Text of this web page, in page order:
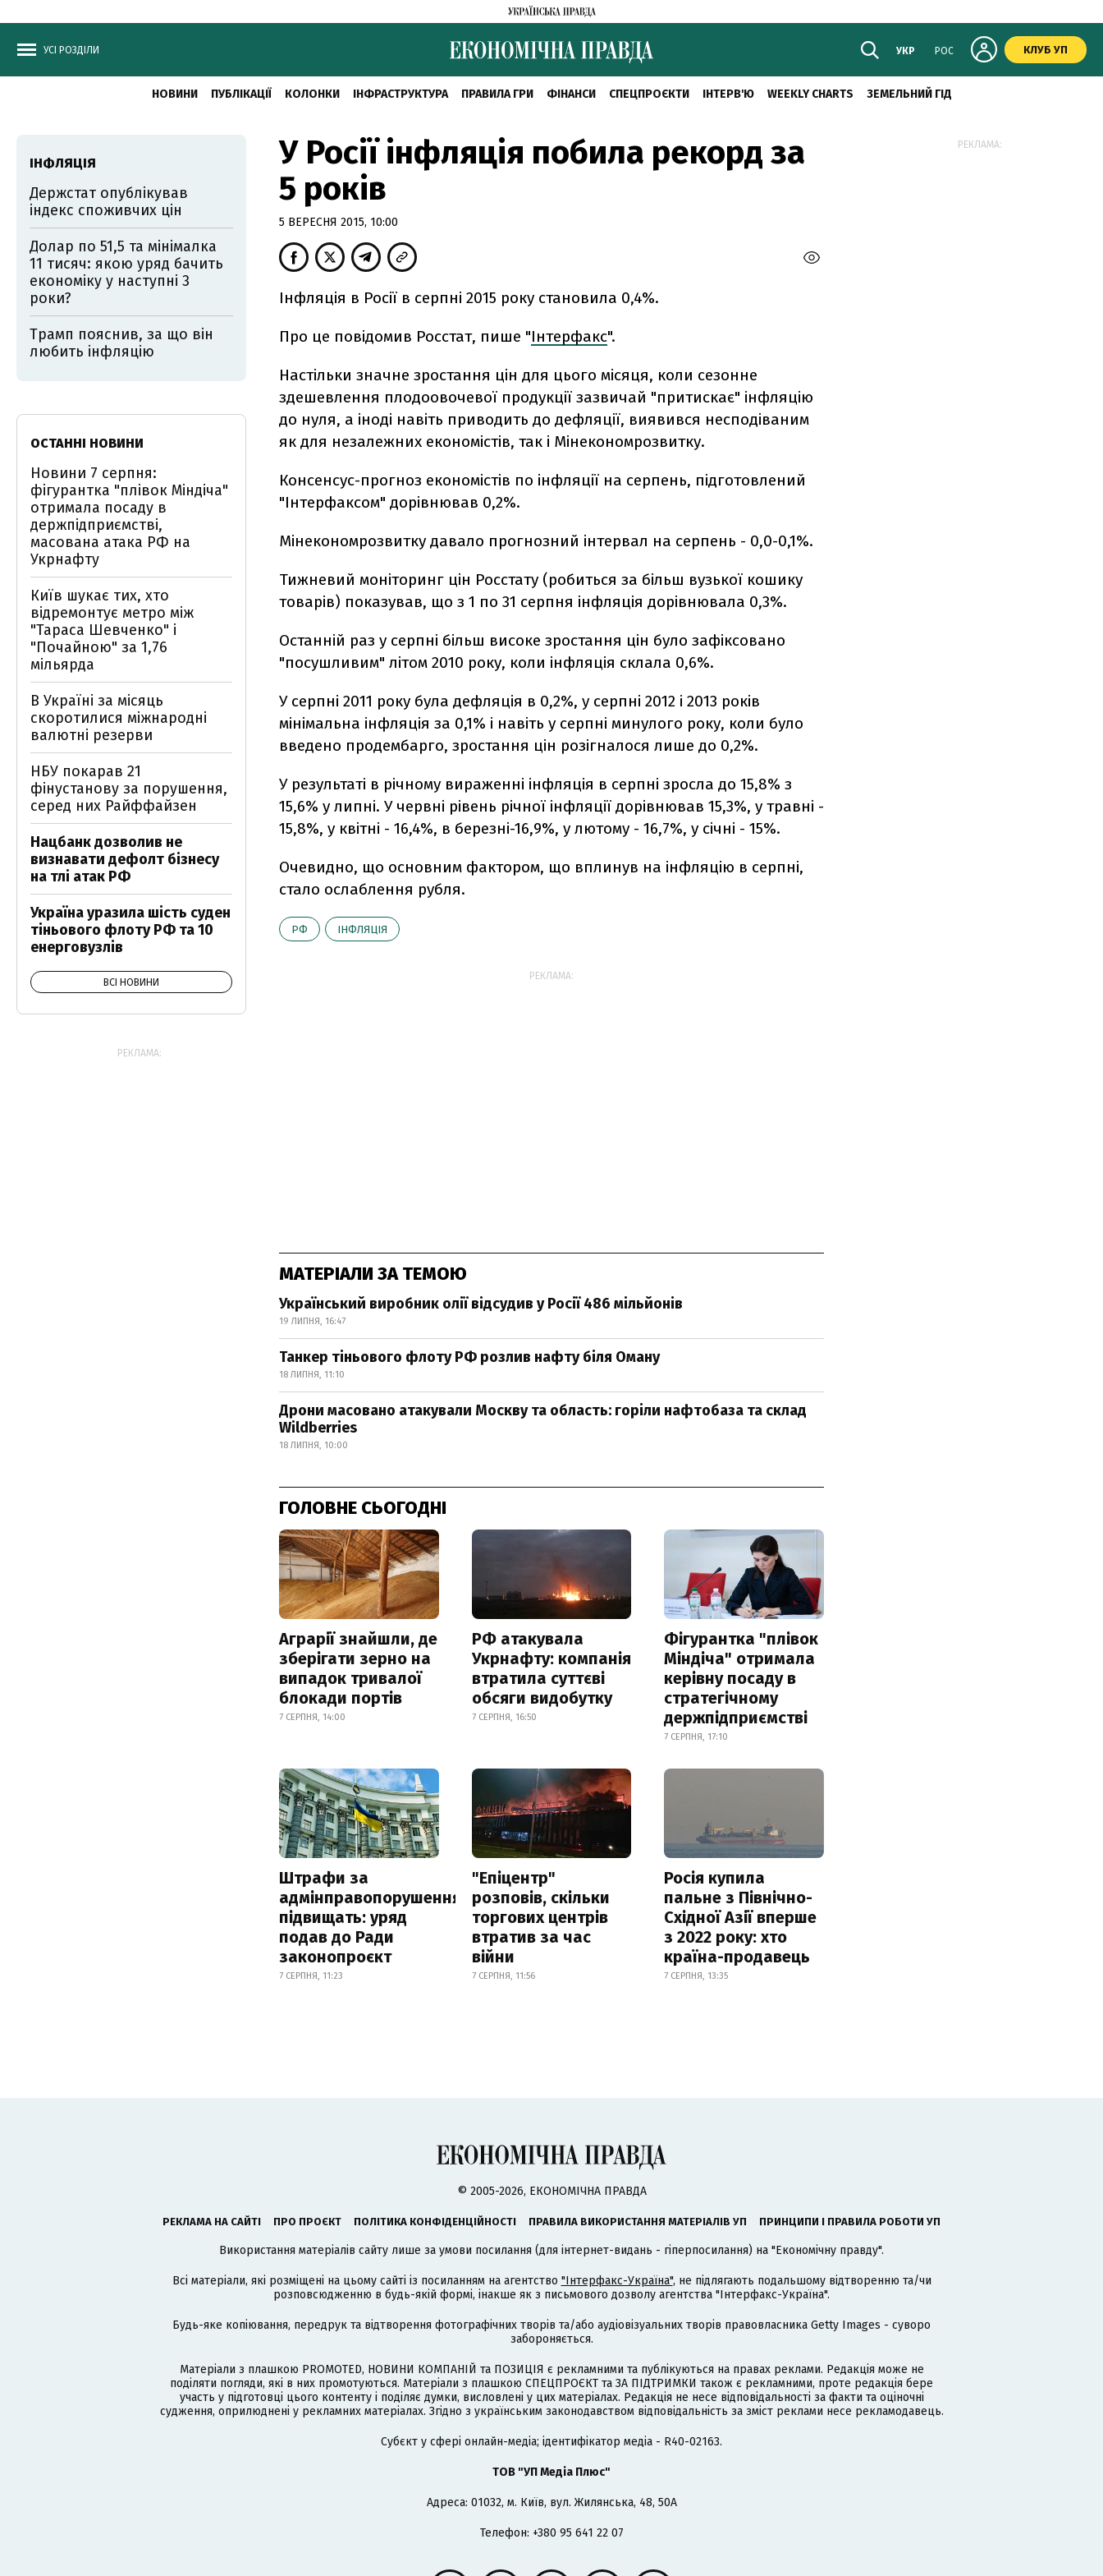
УСІ РОЗДІЛИ УКР РОС КЛУБ УП
НОВИНИ ПУБЛІКАЦІЇ КОЛОНКИ ІНФРАСТРУКТУРА ПРАВИЛА ГРИ ФІНАНСИ СПЕЦПРОЄКТИ ІНТЕРВ'Ю WEEKLY CHARTS ЗЕМЕЛЬНИЙ ГІД
У Росії інфляція побила рекорд за
5 років
5 ВЕРЕСНЯ 2015, 10:00
Інфляція в Росії в серпні 2015 року становила 0,4%.
Про це повідомив Росстат, пише "Інтерфакс".
Настільки значне зростання цін для цього місяця, коли сезонне
здешевлення плодоовочевої продукції зазвичай "притискає" інфляцію
до нуля, а іноді навіть приводить до дефляції, виявився несподіваним
як для незалежних економістів, так і Мінекономрозвитку.
Консенсус-прогноз економістів по інфляції на серпень, підготовлений
"Інтерфаксом" дорівнював 0,2%.
Мінекономрозвитку давало прогнозний інтервал на серпень - 0,0-0,1%.
Тижневий моніторинг цін Росстату (робиться за більш вузької кошику
товарів) показував, що з 1 по 31 серпня інфляція дорівнювала 0,3%.
Останній раз у серпні більш високе зростання цін було зафіксовано
"посушливим" літом 2010 року, коли інфляція склала 0,6%.
У серпні 2011 року була дефляція в 0,2%, у серпні 2012 і 2013 років
мінімальна інфляція за 0,1% і навіть у серпні минулого року, коли було
введено продембарго, зростання цін розігналося лише до 0,2%.
У результаті в річному вираженні інфляція в серпні зросла до 15,8% з
15,6% у липні. У червні рівень річної інфляції дорівнював 15,3%, у травні -
15,8%, у квітні - 16,4%, в березні-16,9%, у лютому - 16,7%, у січні - 15%.
Очевидно, що основним фактором, що вплинув на інфляцію в серпні,
стало ослаблення рубля.
РФ ІНФЛЯЦІЯ
РЕКЛАМА:
МАТЕРІАЛИ ЗА ТЕМОЮ
Український виробник олії відсудив у Росії 486 мільйонів
19 ЛИПНЯ, 16:47
Танкер тіньового флоту РФ розлив нафту біля Оману
18 ЛИПНЯ, 11:10
Дрони масовано атакували Москву та область: горіли нафтобаза та склад
Wildberries
18 ЛИПНЯ, 10:00
ГОЛОВНЕ СЬОГОДНІ
Аграрії знайшли, де
зберігати зерно на
випадок тривалої
блокади портів
7 СЕРПНЯ, 14:00
РФ атакувала
Укрнафту: компанія
втратила суттєві
обсяги видобутку
7 СЕРПНЯ, 16:50
Фігурантка "плівок
Міндіча" отримала
керівну посаду в
стратегічному
держпідприємстві
7 СЕРПНЯ, 17:10
Штрафи за
адмінправопорушення
підвищать: уряд
подав до Ради
законопроєкт
7 СЕРПНЯ, 11:23
"Епіцентр"
розповів, скільки
торгових центрів
втратив за час
війни
7 СЕРПНЯ, 11:56
Росія купила
пальне з Північно-
Східної Азії вперше
з 2022 року: хто
країна-продавець
7 СЕРПНЯ, 13:35
ІНФЛЯЦІЯ
Держстат опублікував
індекс споживчих цін
Долар по 51,5 та мінімалка
11 тисяч: якою уряд бачить
економіку у наступні 3
роки?
Трамп пояснив, за що він
любить інфляцію
ОСТАННІ НОВИНИ
Новини 7 серпня:
фігурантка "плівок Міндіча"
отримала посаду в
держпідприємстві,
масована атака РФ на
Укрнафту
Київ шукає тих, хто
відремонтує метро між
"Тараса Шевченко" і
"Почайною" за 1,76
мільярда
В Україні за місяць
скоротилися міжнародні
валютні резерви
НБУ покарав 21
фінустанову за порушення,
серед них Райффайзен
Нацбанк дозволив не
визнавати дефолт бізнесу
на тлі атак РФ
Україна уразила шість суден
тіньового флоту РФ та 10
енерговузлів
ВСІ НОВИНИ
РЕКЛАМА:
РЕКЛАМА:
© 2005-2026, ЕКОНОМІЧНА ПРАВДА
РЕКЛАМА НА САЙТІ ПРО ПРОЄКТ ПОЛІТИКА КОНФІДЕНЦІЙНОСТІ ПРАВИЛА ВИКОРИСТАННЯ МАТЕРІАЛІВ УП ПРИНЦИПИ І ПРАВИЛА РОБОТИ УП
Використання матеріалів сайту лише за умови посилання (для інтернет-видань - гіперпосилання) на "Економічну правду".
Всі матеріали, які розміщені на цьому сайті із посиланням на агентство "Інтерфакс-Україна", не підлягають подальшому відтворенню та/чи
розповсюдженню в будь-якій формі, інакше як з письмового дозволу агентства "Інтерфакс-Україна".
Будь-яке копіювання, передрук та відтворення фотографічних творів та/або аудіовізуальних творів правовласника Getty Images - суворо
забороняється.
Матеріали з плашкою PROMOTED, НОВИНИ КОМПАНІЙ та ПОЗИЦІЯ є рекламними та публікуються на правах реклами. Редакція може не
поділяти погляди, які в них промотуються. Матеріали з плашкою СПЕЦПРОЄКТ та ЗА ПІДТРИМКИ також є рекламними, проте редакція бере
участь у підготовці цього контенту і поділяє думки, висловлені у цих матеріалах. Редакція не несе відповідальності за факти та оціночні
судження, оприлюднені у рекламних матеріалах. Згідно з українським законодавством відповідальність за зміст реклами несе рекламодавець.
Cубєкт у сфері онлайн-медіа; ідентифікатор медіа - R40-02163.
ТОВ "УП Медіа Плюс"
Адреса: 01032, м. Київ, вул. Жилянська, 48, 50А
Телефон: +380 95 641 22 07